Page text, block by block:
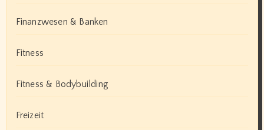
Finanzwesen & Banken
Fitness
Fitness & Bodybuilding
Freizeit